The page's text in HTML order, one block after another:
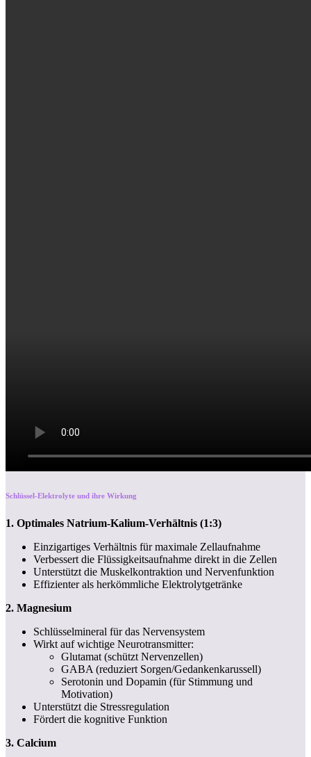
Schlüssel-Elektrolyte und ihre Wirkung
1. Optimales Natrium-Kalium-Verhältnis (1:3)
Einzigartiges Verhältnis für maximale Zellaufnahme
Verbessert die Flüssigkeitsaufnahme direkt in die Zellen
Unterstützt die Muskelkontraktion und Nervenfunktion
Effizienter als herkömmliche Elektrolytgetränke
2. Magnesium
Schlüsselmineral für das Nervensystem
Wirkt auf wichtige Neurotransmitter:
Glutamat (schützt Nervenzellen)
GABA (reduziert Sorgen/Gedankenkarussell)
Serotonin und Dopamin (für Stimmung und
Motivation)
Unterstützt die Stressregulation
Fördert die kognitive Funktion
3. Calcium